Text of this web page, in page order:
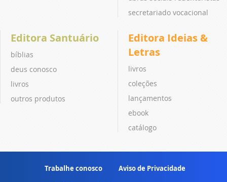
secretariado vocacional
Editora Santuário
bíblias
deus conosco
livros
outros produtos
Editora Ideias &
Letras
livros
coleções
lançamentos
ebook
catálogo
Trabalhe conosco Aviso de Privacidade